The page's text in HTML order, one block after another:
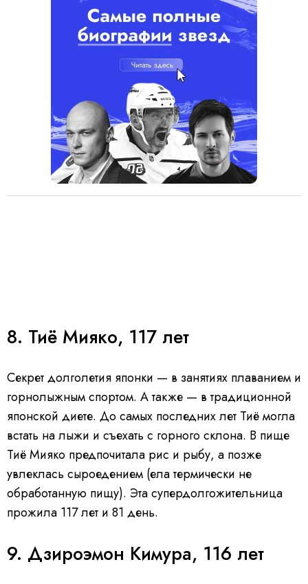
8. Тиё Мияко, 117 лет
Секрет долголетия японки — в занятиях плаванием и
горнолыжным спортом. А также — в традиционной
японской диете. До самых последних лет Тиё могла
встать на лыжи и съехать с горного склона. В пище
Тиё Мияко предпочитала рис и рыбу, а позже
увлеклась сыроедением (ела термически не
обработанную пищу). Эта супердолгожительница
прожила 117 лет и 81 день.
9. Дзироэмон Кимура, 116 лет